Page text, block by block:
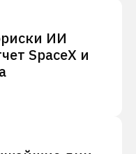
ИИ
SpaceX и